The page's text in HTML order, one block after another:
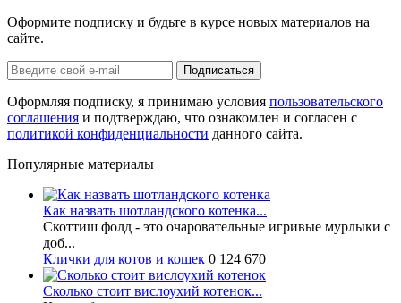
Оформите подписку и будьте в курсе новых материалов на
сайте.
Оформляя подписку, я принимаю условия пользовательского
соглашения и подтверждаю, что ознакомлен и согласен с
политикой конфиденциальности данного сайта.
Популярные материалы
Как назвать шотландского котенка...
Скоттиш фолд - это очаровательные игривые мурлыки с
доб...
Клички для котов и кошек 0 124 670
Сколько стоит вислоухий котенок...